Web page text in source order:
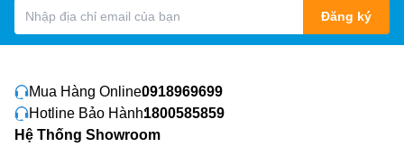
dây.
3. Các dòng tivi Sony hiện nay
Hiện nay Sony cung cấp đầy đủ các dòng tivi với độ phân
giải từ 32 inch đến 98 inch phù hợp với mọi nhu cầu sử
dụng của khách hàng.
Đăng ký
Mua Hàng Online:0918969699
Hotline Bảo Hành:1800585859
Hệ Thống Showroom